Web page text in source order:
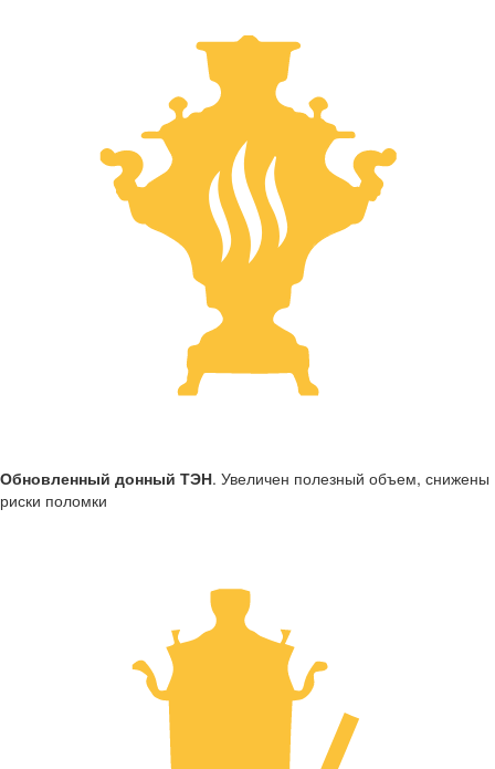
Обновленный донный ТЭН. Увеличен полезный объем, снижены
риски поломки